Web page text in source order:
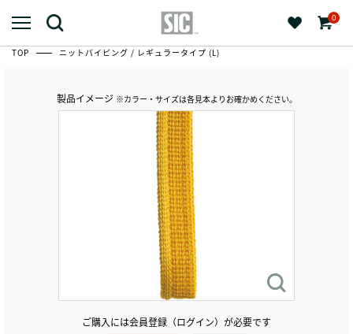
0
TOP ニットパイピング / レギュラータイプ (L)
製品イメージ ※カラー・サイズは各見本よりお確かめください。
ご購入には会員登録（ログイン）が必要です